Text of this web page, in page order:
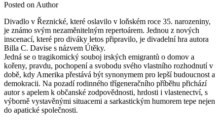
Posted on Author
Divadlo v Řeznické, které oslavilo v loňském roce 35. narozeniny,
je známo svým nezaměnitelným repertoárem. Jednou z nových
inscenací, které pro diváky letos připravilo, je divadelní hra autora
Billa C. Davise s názvem Útěky.
Jedná se o tragikomický souboj irských emigrantů o domov a
kořeny, pravdu, pochopení a svobodu svého vlastního rozhodnutí v
době, kdy Amerika přestává být synonymem pro lepší budoucnost a
demokracii. Na pozadí rodinného třígeneračního příběhu přichází
autor s apelem k občanské zodpovědnosti, hrdosti i vlastenectví, s
výborně vystavěnými situacemi a sarkastickým humorem tepe nejen
do apatické společnosti.